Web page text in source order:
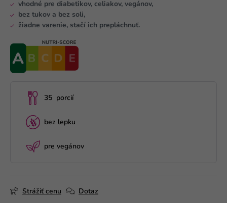
vhodné pre diabetikov, celiakov, vegánov,
bez tukov a bez soli,
žiadne varenie, stačí ich prepláchnuť.
35 porcií
bez lepku
pre vegánov
Strážiť cenu Dotaz